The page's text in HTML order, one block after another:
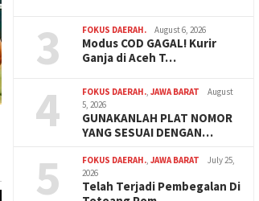
3 FOKUS DAERAH. August 6, 2026
Modus COD GAGAL! Kurir
Ganja di Aceh T…
4 FOKUS DAERAH. ,JAWA BARAT
August
5, 2026
GUNAKANLAH PLAT NOMOR
YANG SESUAI DENGAN…
5 FOKUS DAERAH. ,JAWA BARAT
July 25,
2026
Telah Terjadi Pembegalan Di